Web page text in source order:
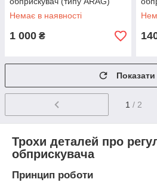
Немає в наявності
1 000 ₴
1 / 2
Трохи деталей про
обприскувача
Принцип роботи